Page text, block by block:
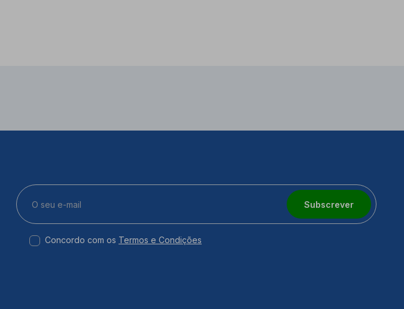
Subscrever
Concordo com os Termos e Condições